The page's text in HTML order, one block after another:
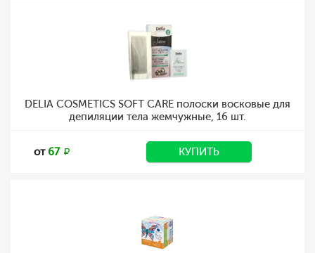
DELIA COSMETICS SOFT CARE полоски восковые для
депиляции тела жемчужные, 16 шт.
от67 КУПИТЬ